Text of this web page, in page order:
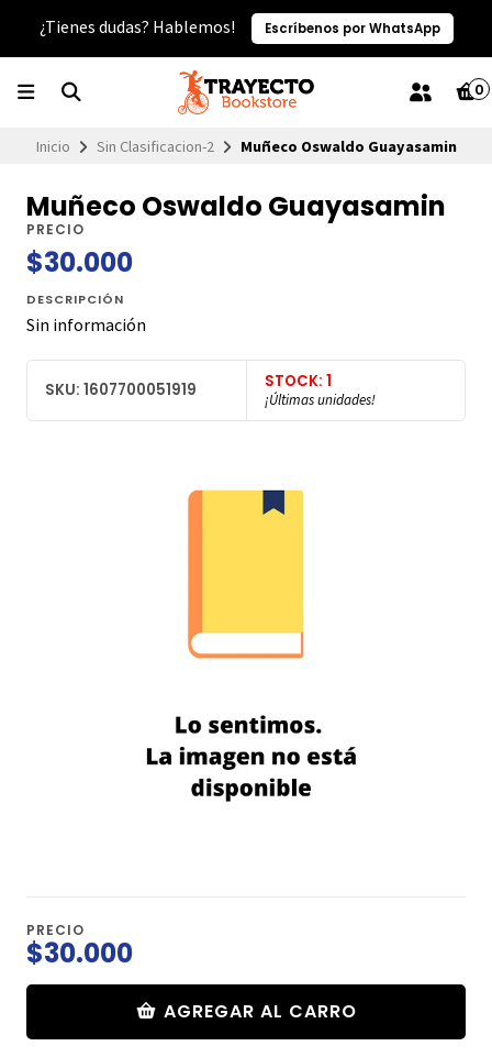
¿Tienes dudas? Hablemos! Escríbenos por WhatsApp
0
Inicio Sin Clasificacion-2 Muñeco Oswaldo Guayasamin
Muñeco Oswaldo Guayasamin
PRECIO
$30.000
DESCRIPCIÓN
Sin información
SKU: 1607700051919 STOCK: 1
¡Últimas unidades!
PRECIO
$30.000
AGREGAR AL CARRO